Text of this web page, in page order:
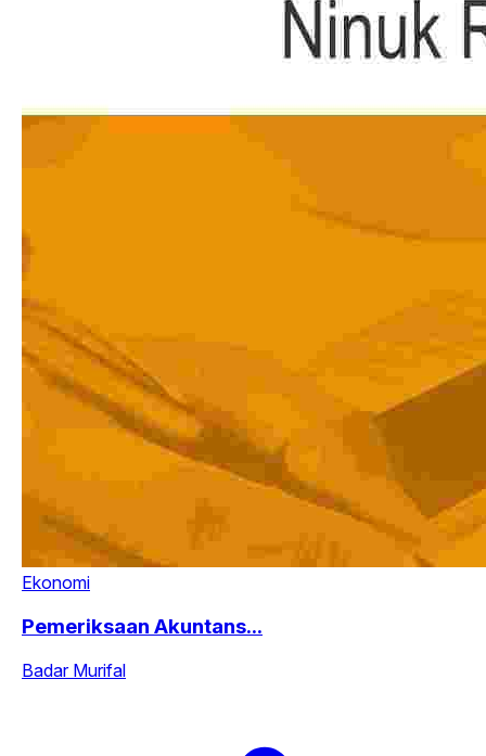
Ekonomi
Pemeriksaan Akuntans...
Badar Murifal